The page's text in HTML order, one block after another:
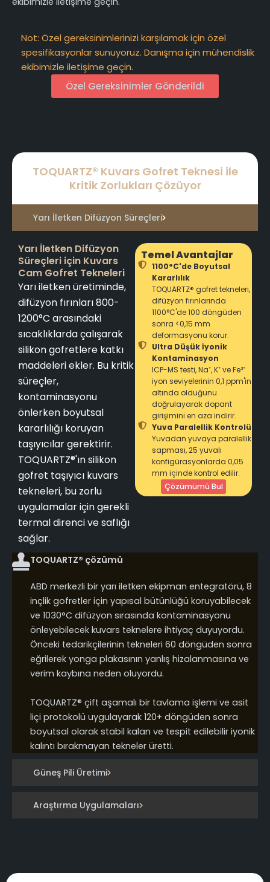
Not: Özel gereksinimlerinizi karşılamak için özel
spesifikasyonlar sunuyoruz. Danışma için mühendislik
ekibimizle iletişime geçin.
Özel Gereksinimler Gönderildi
TOQUARTZ® Kuvars Gofret Teknesi ile
Kritik Zorlukları Çözüyor
Yarı İletken Difüzyon Süreçleri
Güneş Pili Üretimi
Araştırma Uygulamaları
Yarı İletken Difüzyon
Süreçleri için Kuvars
Cam Gofret Tekneleri
Yarı iletken üretiminde,
difüzyon fırınları 800-
1200°C arasındaki
sıcaklıklarda çalışarak
silikon gofretlere katkı
maddeleri ekler. Bu kritik
süreçler,
kontaminasyonu
önlerken boyutsal
kararlılığı koruyan
taşıyıcılar gerektirir.
TOQUARTZ®'ın silikon
gofret taşıyıcı kuvars
tekneleri, bu zorlu
uygulamalar için gerekli
termal direnci ve saflığı
sağlar.
Temel Avantajlar
1100°C'de Boyutsal
Kararlılık
TOQUARTZ® gofret tekneleri,
difüzyon fırınlarında
1100°C'de 100 döngüden
sonra <0,15 mm
deformasyonu korur.
Ultra Düşük İyonik
Kontaminasyon
ICP-MS testi, Na⁺, K⁺ ve Fe³⁺
iyon seviyelerinin 0,1 ppm'in
altında olduğunu
doğrulayarak dopant
girişimini en aza indirir.
Yuva Paralellik Kontrolü
Yuvadan yuvaya paralellik
sapması, 25 yuvalı
konfigürasyonlarda 0,05
mm içinde kontrol edilir.
Çözümümü Bul
TOQUARTZ® çözümü
ABD merkezli bir yarı iletken ekipman entegratörü, 8
inçlik gofretler için yapısal bütünlüğü koruyabilecek
ve 1030°C difüzyon sırasında kontaminasyonu
önleyebilecek kuvars teknelere ihtiyaç duyuyordu.
Önceki tedarikçilerinin tekneleri 60 döngüden sonra
eğrilerek yonga plakasının yanlış hizalanmasına ve
verim kaybına neden oluyordu.
TOQUARTZ® çift aşamalı bir tavlama işlemi ve asit
liçi protokolü uygulayarak 120+ döngüden sonra
boyutsal olarak stabil kalan ve tespit edilebilir iyonik
kalıntı bırakmayan tekneler üretti.